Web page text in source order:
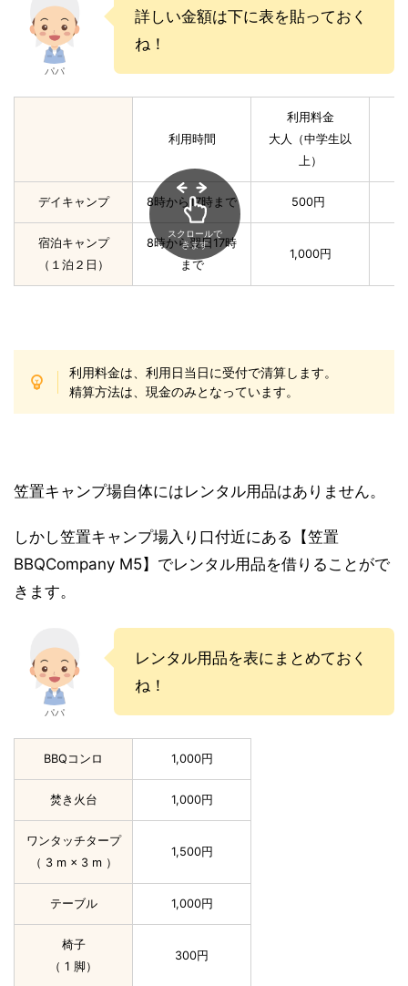
パパ
詳しい金額は下に表を貼っておく
ね！
利用時間
利用料金
大人（中学生以
上）
デイキャンプ 8時から17時まで 500円
宿泊キャンプ
（１泊２日）
8時から翌日17時
まで
1,000円
スクロールで
きます
利用料金は、利用日当日に受付で清算します。
精算方法は、現金のみとなっています。
笠置キャンプ場自体にはレンタル用品はありません。
しかし笠置キャンプ場入り口付近にある【笠置
BBQCompany M5】でレンタル用品を借りることがで
きます。
パパ
レンタル用品を表にまとめておく
ね！
BBQコンロ 1,000円
焚き火台 1,000円
ワンタッチタープ
（ 3 m × 3 m ）
1,500円
テーブル 1,000円
椅子
（ 1 脚）
300円